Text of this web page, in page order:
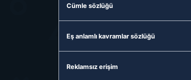
Cümle sözlüğü
Eş anlamlı kavramlar sözlüğü
Reklamsız erişim